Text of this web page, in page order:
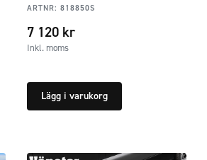
ARTNR: 818850S
7 120 kr
Inkl. moms
Lägg i varukorg